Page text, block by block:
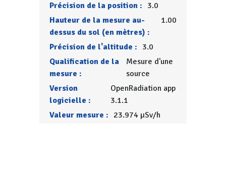
Précision de la position : 3.0
Hauteur de la mesure au-
dessus du sol (en mètres) :
1.00
Précision de l'altitude : 3.0
Qualification de la
mesure :
Mesure d'une
source
Version
logicielle :
OpenRadiation app
3.1.1
Valeur mesure : 23.974 µSv/h